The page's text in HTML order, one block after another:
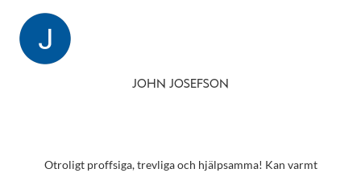
JOHN JOSEFSON
Otroligt proffsiga, trevliga och hjälpsamma! Kan varmt